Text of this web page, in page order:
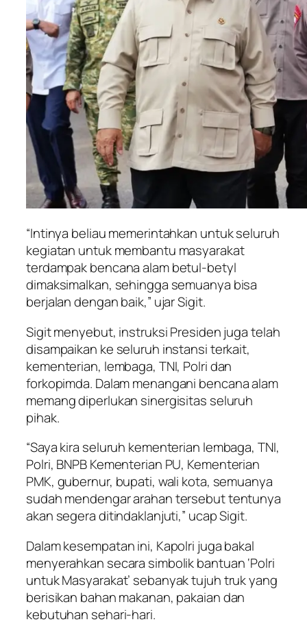
“Intinya beliau memerintahkan untuk seluruh
kegiatan untuk membantu masyarakat
terdampak bencana alam betul-betyl
dimaksimalkan, sehingga semuanya bisa
berjalan dengan baik,” ujar Sigit.
Sigit menyebut, instruksi Presiden juga telah
disampaikan ke seluruh instansi terkait,
kementerian, lembaga, TNI, Polri dan
forkopimda. Dalam menangani bencana alam
memang diperlukan sinergisitas seluruh
pihak.
“Saya kira seluruh kementerian lembaga, TNI,
Polri, BNPB Kementerian PU, Kementerian
PMK, gubernur, bupati, wali kota, semuanya
sudah mendengar arahan tersebut tentunya
akan segera ditindaklanjuti,” ucap Sigit.
Dalam kesempatan ini, Kapolri juga bakal
menyerahkan secara simbolik bantuan ‘Polri
untuk Masyarakat’ sebanyak tujuh truk yang
berisikan bahan makanan, pakaian dan
kebutuhan sehari-hari.